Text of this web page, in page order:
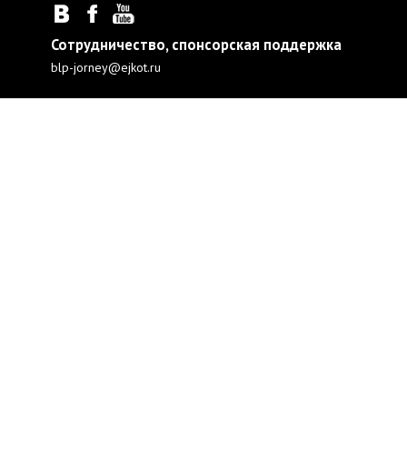
Сотрудничество, спонсорская поддержка
blp-jorney@ejkot.ru